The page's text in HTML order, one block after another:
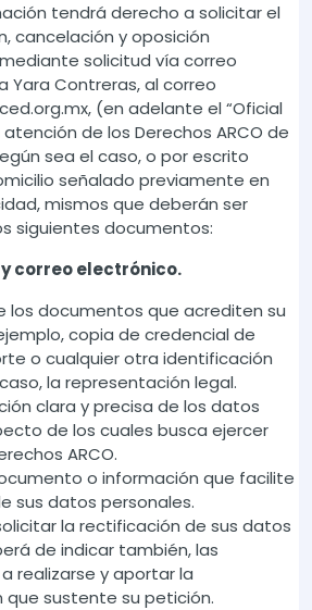
tendrá derecho a solicitar el
cancelación y oposición
mediante solicitud vía correo
Yara Contreras, al correo
(en adelante el “Oficial
de los Derechos ARCO de
sea el caso, o por escrito
señalado previamente en
mismos que deberán ser
siguientes documentos:
correo electrónico.
los documentos que acrediten su
copia de credencial de
o cualquier otra identificación
la representación legal.
clara y precisa de los datos
de los cuales busca ejercer
ARCO.
o información que facilite
sus datos personales.
la rectificación de sus datos
de indicar también, las
realizarse y aportar la
sustente su petición.